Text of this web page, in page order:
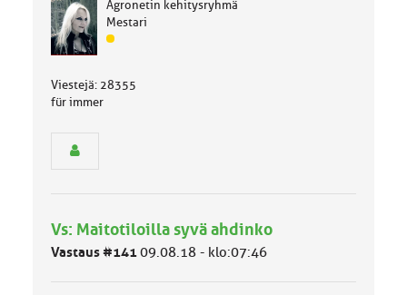
Agronetin kehitysryhmä
Mestari
J
s
u
o
Viestejä: 28355
für immer
Vs: Maitotiloilla syvä ahdinko
Vastaus #14109.08.18 - klo:07:46